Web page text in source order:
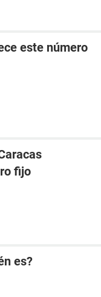
este número
fijo
es?